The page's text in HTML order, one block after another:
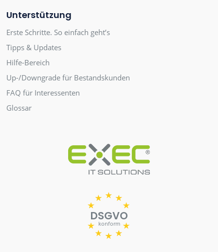
Unterstützung
Erste Schritte. So einfach geht’s
Tipps & Updates
Hilfe-Bereich
Up-/Downgrade für Bestandskunden
FAQ für Interessenten
Glossar
DSGVO
konform